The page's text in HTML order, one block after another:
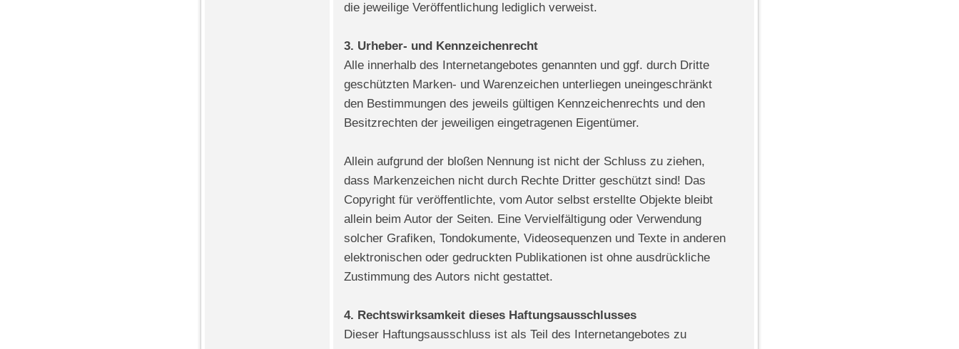
die jeweilige Veröffentlichung lediglich verweist.
3. Urheber- und Kennzeichenrecht
Alle innerhalb des Internetangebotes genannten und ggf. durch Dritte
geschützten Marken- und Warenzeichen unterliegen uneingeschränkt
den Bestimmungen des jeweils gültigen Kennzeichenrechts und den
Besitzrechten der jeweiligen eingetragenen Eigentümer.
Allein aufgrund der bloßen Nennung ist nicht der Schluss zu ziehen,
dass Markenzeichen nicht durch Rechte Dritter geschützt sind! Das
Copyright für veröffentlichte, vom Autor selbst erstellte Objekte bleibt
allein beim Autor der Seiten. Eine Vervielfältigung oder Verwendung
solcher Grafiken, Tondokumente, Videosequenzen und Texte in anderen
elektronischen oder gedruckten Publikationen ist ohne ausdrückliche
Zustimmung des Autors nicht gestattet.
4. Rechtswirksamkeit dieses Haftungsausschlusses
Dieser Haftungsausschluss ist als Teil des Internetangebotes zu